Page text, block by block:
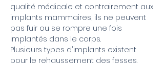
qualité médicale et contrairement aux
implants mammaires, ils ne peuvent
pas fuir ou se rompre une fois
implantés dans le corps.
Plusieurs types d'implants existent
pour le rehaussement des fesses.